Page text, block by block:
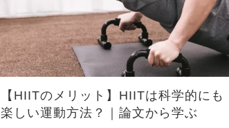
【HIITのメリット】HIITは科学的にも
楽しい運動方法？｜論文から学ぶ